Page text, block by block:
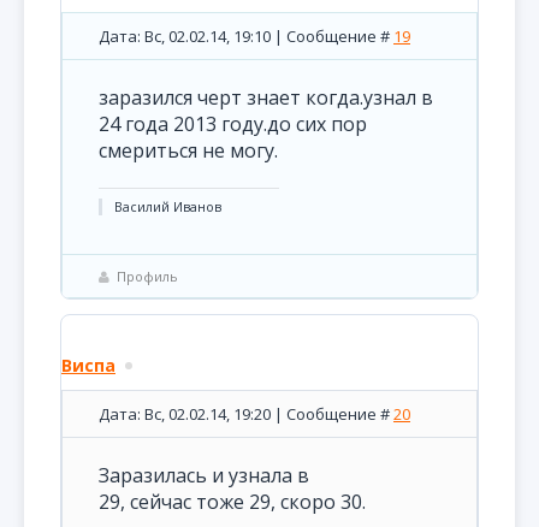
Дата: Вс, 02.02.14, 19:10 | Сообщение # 19
заразился черт знает когда.узнал в
24 года 2013 году.до сих пор
смериться не могу.
Василий Иванов
Профиль
Виспа
Дата: Вс, 02.02.14, 19:20 | Сообщение #20
Заразилась и узнала в
29, сейчас тоже 29, скоро 30.